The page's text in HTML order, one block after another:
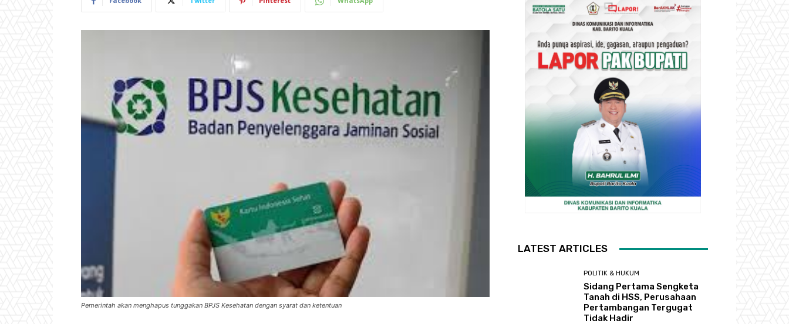
Pemerintah akan menghapus tunggakan BPJS Kesehatan dengan syarat dan ketentuan
LATEST ARTICLES
POLITIK & HUKUM
Sidang Pertama Sengketa
Tanah di HSS, Perusahaan
Pertambangan Tergugat
Tidak Hadir